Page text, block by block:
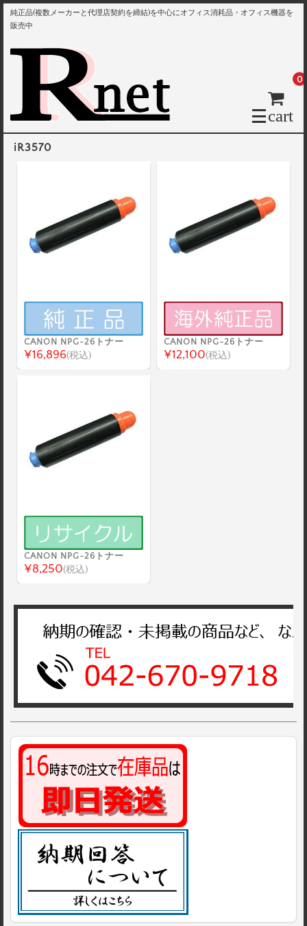
純正品(複数メーカーと代理店契約を締結)を中心にオフィス消耗品・オフィス機器を
販売中
cart
0
iR3570
CANON NPG-26トナー
¥16,896(税込)
CANON NPG-26トナー
¥12,100(税込)
CANON NPG-26トナー
¥8,250(税込)